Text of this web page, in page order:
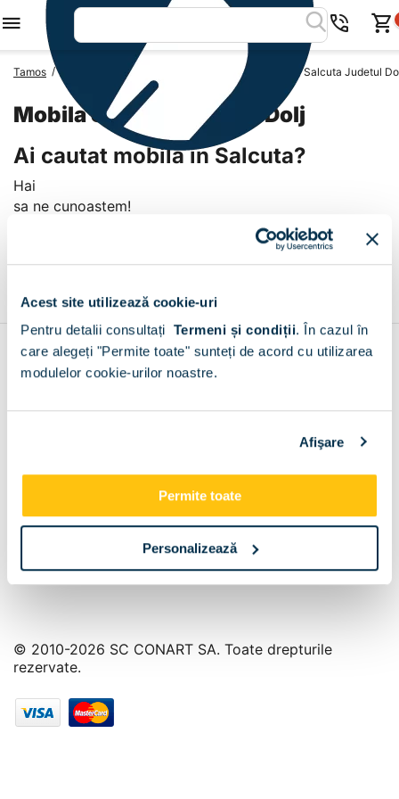
Acest site utilizează cookie-uri
Pentru detalii consultați Termeni și condiții. În cazul în
care alegeți "Permite toate" sunteți de acord cu utilizarea
modulelor cookie-urilor noastre.
Afişare
Permite toate
Personalizează
Tamos / Mobila Romania Mobila Judetul Dolj Mobila Salcuta Judetul
Mobila Salcuta Judetul Dolj
Ai cautat mobila in Salcuta?
Hai
sa ne cunoastem!
+
Contul meu
© 2010-2026 SC CONART SA. Toate drepturile
rezervate.